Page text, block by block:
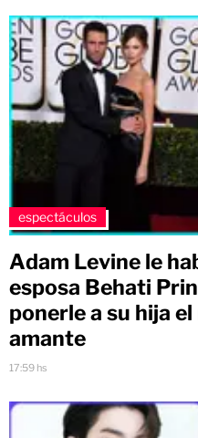
espectáculos
Adam Levine le
esposa Behati
ponerle a su hija
amante
17:59 hs